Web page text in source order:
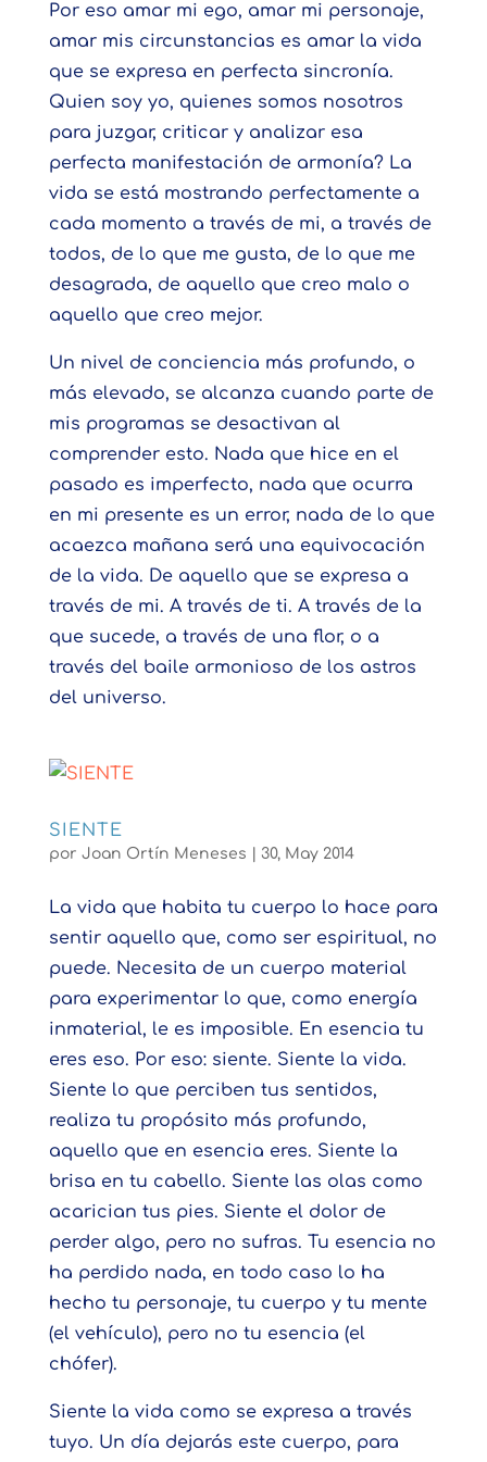
Por eso amar mi ego, amar mi personaje,
amar mis circunstancias es amar la vida
que se expresa en perfecta sincronía.
Quien soy yo, quienes somos nosotros
para juzgar, criticar y analizar esa
perfecta manifestación de armonía? La
vida se está mostrando perfectamente a
cada momento a través de mi, a través de
todos, de lo que me gusta, de lo que me
desagrada, de aquello que creo malo o
aquello que creo mejor.
Un nivel de conciencia más profundo, o
más elevado, se alcanza cuando parte de
mis programas se desactivan al
comprender esto. Nada que hice en el
pasado es imperfecto, nada que ocurra
en mi presente es un error, nada de lo que
acaezca mañana será una equivocación
de la vida. De aquello que se expresa a
través de mi. A través de ti. A través de la
que sucede, a través de una flor, o a
través del baile armonioso de los astros
del universo.
SIENTE
por Joan Ortín Meneses 30, May 2014
La vida que habita tu cuerpo lo hace para
sentir aquello que, como ser espiritual, no
puede. Necesita de un cuerpo material
para experimentar lo que, como energía
inmaterial, le es imposible. En esencia tu
eres eso. Por eso: siente. Siente la vida.
Siente lo que perciben tus sentidos,
realiza tu propósito más profundo,
aquello que en esencia eres. Siente la
brisa en tu cabello. Siente las olas como
acarician tus pies. Siente el dolor de
perder algo, pero no sufras. Tu esencia no
ha perdido nada, en todo caso lo ha
hecho tu personaje, tu cuerpo y tu mente
(el vehículo), pero no tu esencia (el
chófer).
Siente la vida como se expresa a través
tuyo. Un día dejarás este cuerpo, para